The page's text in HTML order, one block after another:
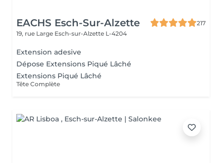
EACHS Esch-Sur-Alzette
217
19, rue Large Esch-sur-Alzette L-4204
Extension adesive
Dépose Extensions Piqué Lâché
Extensions Piqué Lâché
Tête Complète